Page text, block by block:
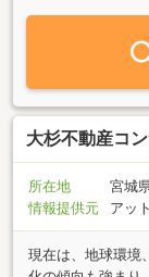
大杉不動産コ
所在地
宮城
情報提供元
アッ
現在は、地球環境